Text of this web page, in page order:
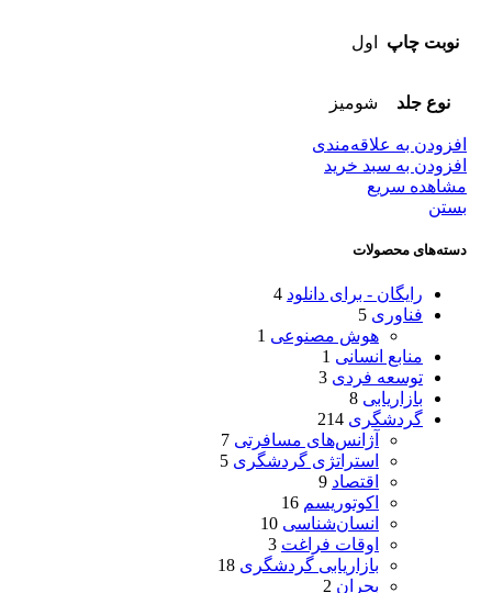
بستن
دسته‌های محصولات
رایگان - برای دانلود 4
فناوری 5
هوش مصنوعی 1
منابع انسانی 1
توسعه فردی 3
بازاریابی 8
گردشگری 214
آژانس‌های مسافرتی 7
استراتژی گردشگری 5
اقتصاد 9
اکوتوریسم 16
انسان‌شناسی 10
اوقات فراغت 3
بازاریابی گردشگری 18
بحران 2
نوبت چاپ اول
نوع جلد شومیز
افزودن به علاقه‌مندی
افزودن به سبد خرید
مشاهده سریع